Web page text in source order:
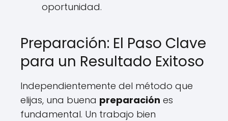
oportunidad.
Preparación: El Paso Clave
para un Resultado Exitoso
Independientemente del método que
elijas, una buena preparación es
fundamental. Un trabajo bien